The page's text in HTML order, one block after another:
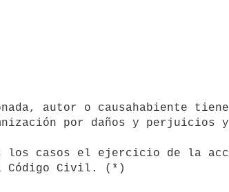
por daños y perjuicios y
Código Civil. (*)